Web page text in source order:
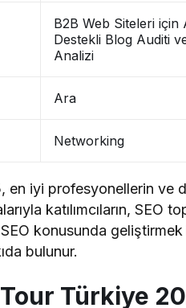
B2B Web Siteleri için
Destekli Blog Auditi
Analizi
Ara
Networking
iyi profesyonellerin ve
katılımcıların, SEO
konusunda
bulunur.
Türkiye